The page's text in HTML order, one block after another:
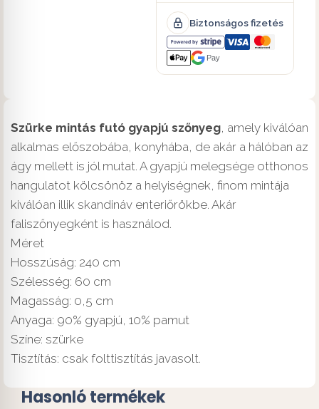
Biztonságos fizetés
Pay
Szürke mintás futó gyapjú szőnyeg, amely kiválóan
alkalmas előszobába, konyhába, de akár a hálóban az
ágy mellett is jól mutat. A gyapjú melegsége otthonos
hangulatot kölcsönöz a helyiségnek, finom mintája
kiválóan illik skandináv enteriőrökbe. Akár
faliszőnyegként is használod.
Méret
Hosszúság: 240 cm
Szélesség: 60 cm
Magasság: 0,5 cm
Anyaga: 90% gyapjú, 10% pamut
Színe: szürke
Tisztítás: csak folttisztítás javasolt.
Hasonló termékek